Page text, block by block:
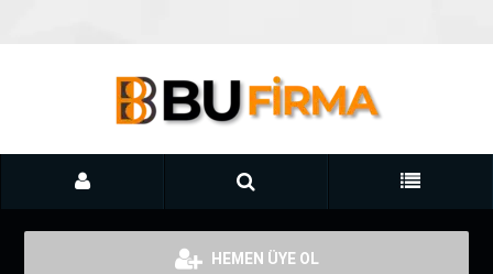
HEMEN ÜYE OL